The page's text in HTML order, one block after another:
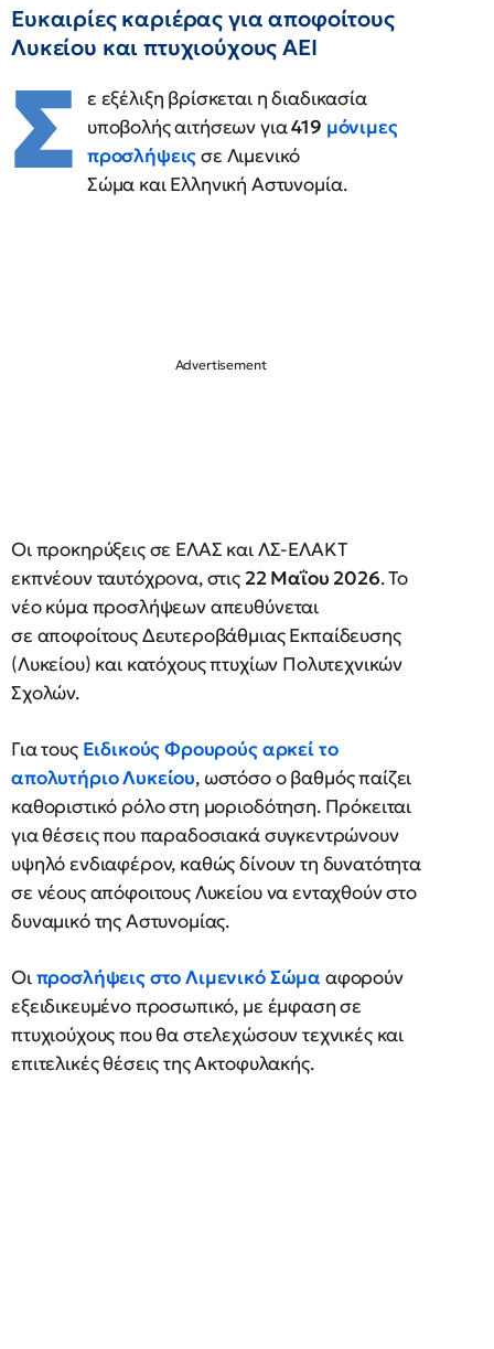
Ευκαιρίες καριέρας για αποφοίτους
Λυκείου και πτυχιούχους ΑΕΙ
Σ ε εξέλιξη βρίσκεται η διαδικασία
υποβολής αιτήσεων για419 μόνιμες
προσλήψειςσε Λιμενικό
Σώμα και Ελληνική Αστυνομία.
Οι προκηρύξεις σε ΕΛΑΣ και ΛΣ-ΕΛΑΚΤ
εκπνέουν ταυτόχρονα, στις 22 Μαΐου 2026. Το
νέο κύμα προσλήψεων απευθύνεται
σε αποφοίτους Δευτεροβάθμιας Εκπαίδευσης
(Λυκείου) και κατόχους πτυχίων Πολυτεχνικών
Σχολών.
Για τους Ειδικούς Φρουρούς αρκεί το
απολυτήριο Λυκείου, ωστόσο ο βαθμός παίζει
καθοριστικό ρόλο στη μοριοδότηση. Πρόκειται
για θέσεις που παραδοσιακά συγκεντρώνουν
υψηλό ενδιαφέρον, καθώς δίνουν τη δυνατότητα
σε νέους απόφοιτους Λυκείου να ενταχθούν στο
δυναμικό της Αστυνομίας.
Οιπροσλήψεις στο Λιμενικό Σώμα αφορούν
εξειδικευμένο προσωπικό, με έμφαση σε
πτυχιούχους που θα στελεχώσουν τεχνικές και
επιτελικές θέσεις της Ακτοφυλακής.